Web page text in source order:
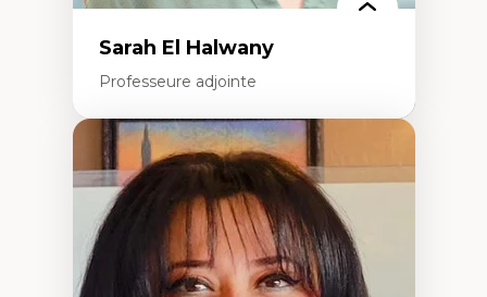
Sarah El Halwany
Professeure adjointe
Expertises
Les apports pédagogiques des théories de
l'affect, du posthumanisme, du féminisme
dans l'éducation aux sciences
L'apprentissage des sciences/STIM dans une
perspective socioécologique de care
L’insertion professionnelle des
enseignant.e.s